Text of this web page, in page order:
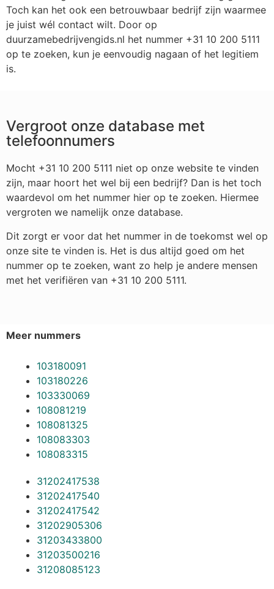
Toch kan het ook een betrouwbaar bedrijf zijn waarmee
je juist wél contact wilt. Door op
duurzamebedrijvengids.nl het nummer +31 10 200 5111
op te zoeken, kun je eenvoudig nagaan of het legitiem
is.
Vergroot onze database met
telefoonnumers
Mocht +31 10 200 5111 niet op onze website te vinden
zijn, maar hoort het wel bij een bedrijf? Dan is het toch
waardevol om het nummer hier op te zoeken. Hiermee
vergroten we namelijk onze database.
Dit zorgt er voor dat het nummer in de toekomst wel op
onze site te vinden is. Het is dus altijd goed om het
nummer op te zoeken, want zo help je andere mensen
met het verifiëren van +31 10 200 5111.
Meer nummers
103180091
103180226
103330069
108081219
108081325
108083303
108083315
31202417538
31202417540
31202417542
31202905306
31203433800
31203500216
31208085123